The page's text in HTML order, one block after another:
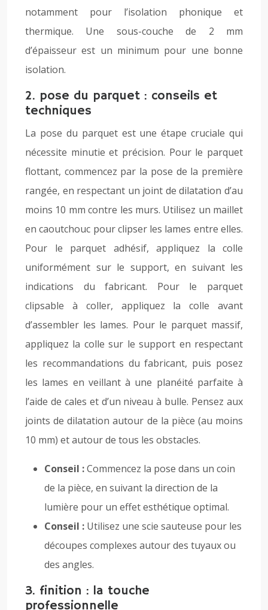
notamment pour l’isolation phonique et
thermique. Une sous-couche de 2 mm
d’épaisseur est un minimum pour une bonne
isolation.
2. pose du parquet : conseils et
techniques
La pose du parquet est une étape cruciale qui
nécessite minutie et précision. Pour le parquet
flottant, commencez par la pose de la première
rangée, en respectant un joint de dilatation d’au
moins 10 mm contre les murs. Utilisez un maillet
en caoutchouc pour clipser les lames entre elles.
Pour le parquet adhésif, appliquez la colle
uniformément sur le support, en suivant les
indications du fabricant. Pour le parquet
clipsable à coller, appliquez la colle avant
d’assembler les lames. Pour le parquet massif,
appliquez la colle sur le support en respectant
les recommandations du fabricant, puis posez
les lames en veillant à une planéité parfaite à
l’aide de cales et d’un niveau à bulle. Pensez aux
joints de dilatation autour de la pièce (au moins
10 mm) et autour de tous les obstacles.
Conseil :Commencez la pose dans un coin
de la pièce, en suivant la direction de la
lumière pour un effet esthétique optimal.
Conseil : Utilisez une scie sauteuse pour les
découpes complexes autour des tuyaux ou
des angles.
3. finition : la touche
professionnelle